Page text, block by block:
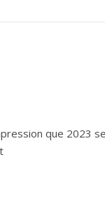
que 2023